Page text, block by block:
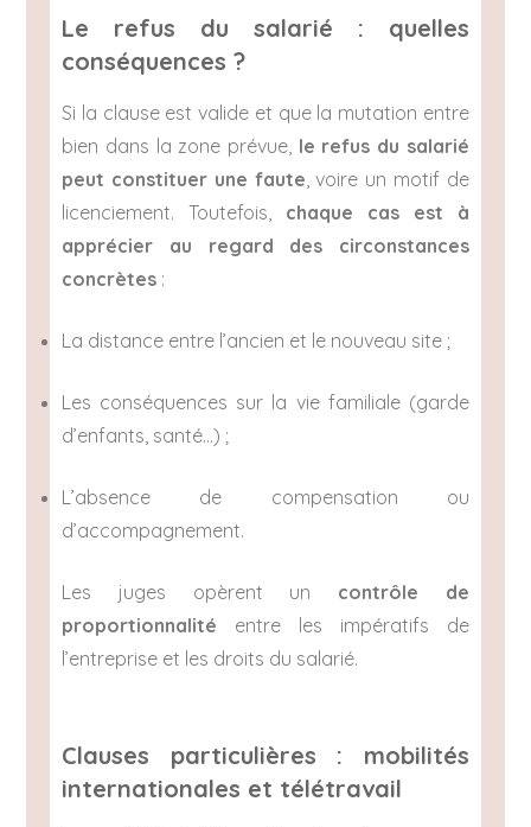
Le refus du salarié : quelles
conséquences ?
Si la clause est valide et que la mutation entre
bien dans la zone prévue, le refus du salarié
peut constituer une faute, voire un motif de
licenciement. Toutefois, chaque cas est à
apprécier au regard des circonstances
concrètes :
La distance entre l’ancien et le nouveau site ;
Les conséquences sur la vie familiale (garde
d’enfants, santé…) ;
L’absence de compensation ou
d’accompagnement.
Les juges opèrent un contrôle de
proportionnalité entre les impératifs de
l’entreprise et les droits du salarié.
Clauses particulières : mobilités
internationales et télétravail